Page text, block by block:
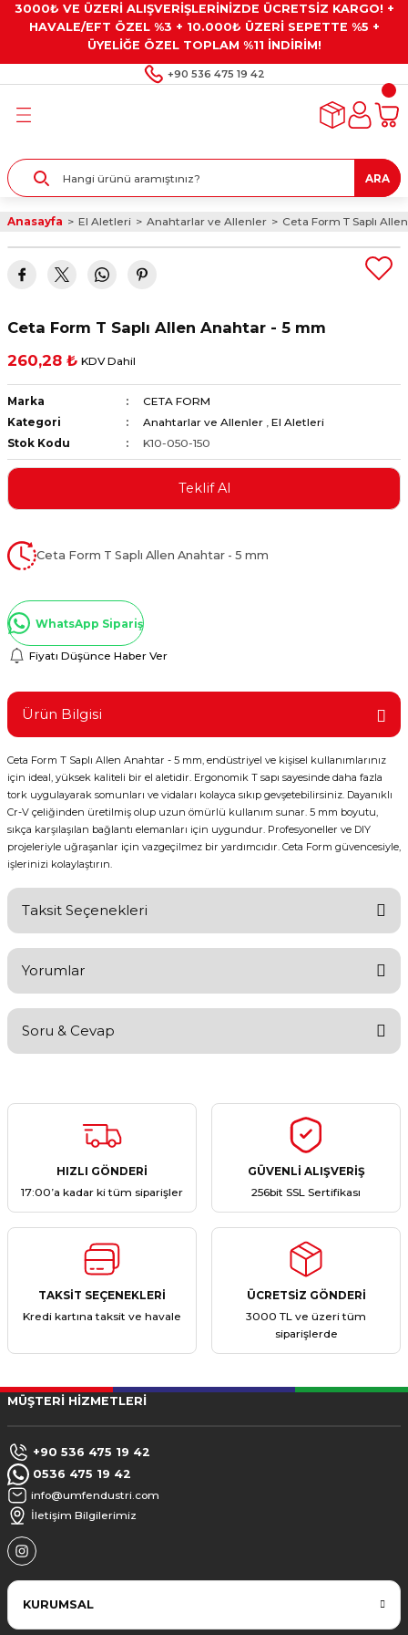
3000₺ VE ÜZERİ ALIŞVERİŞLERİNİZDE ÜCRETSİZ KARGO! +
HAVALE/EFT ÖZEL %3 + 10.000₺ ÜZERİ SEPETTE %5 +
ÜYELİĞE ÖZEL TOPLAM %11 İNDİRİM!
+90 536 475 19 42
Geri Dön
Kaplamalar
Geri Dön
Geri Dön
Gresler
Geri Dön
Alet Setleri
ve Multimetreler
ve Penseler
Aletleri
Geri Dön
Taşları ve
ARA
Anasayfa El Aletleri Anahtarlar ve Allenler Ceta Form T Saplı
Ceta Form T Saplı Allen Anahtar - 5 mm
260,28 ₺ KDV Dahil
Marka
CETA FORM
Kategori
Anahtarlar ve Allenler , El Aletleri
Stok Kodu
K10-050-150
Teklif Al
Ceta Form T Saplı Allen Anahtar - 5 mm
WhatsApp Sipariş
Fiyatı Düşünce Haber Ver
Ürün Bilgisi
Ceta Form T Saplı Allen Anahtar - 5 mm, endüstriyel ve kişisel kullanımlarınız
için ideal, yüksek kaliteli bir el aletidir. Ergonomik T sapı sayesinde daha fazla
tork uygulayarak somunları ve vidaları kolayca sıkıp gevşetebilirsiniz. Dayanıklı
Cr-V çeliğinden üretilmiş olup uzun ömürlü kullanım sunar. 5 mm boyutu,
sıkça karşılaşılan bağlantı elemanları için uygundur. Profesyoneller ve DIY
projeleriyle uğraşanlar için vazgeçilmez bir yardımcıdır. Ceta Form güvencesiyle,
işlerinizi kolaylaştırın.
Taksit Seçenekleri
Yorumlar
Yorum Yaz
Soru & Cevap
Ürün hakkında henüz soru sorulmamış.
HIZLI GÖNDERİ
17:00’a kadar ki tüm siparişler
GÜVENLİ ALIŞVERİŞ
256bit SSL Sertifikası
TAKSİT SEÇENEKLERİ
Kredi kartına taksit ve havale
ÜCRETSİZ GÖNDERİ
3000 TL ve üzeri tüm
siparişlerde
MÜŞTERİ HİZMETLERİ
+90 536 475 19 42
0536 475 19 42
info@umfendustri.com
İletişim Bilgilerimiz
KURUMSAL